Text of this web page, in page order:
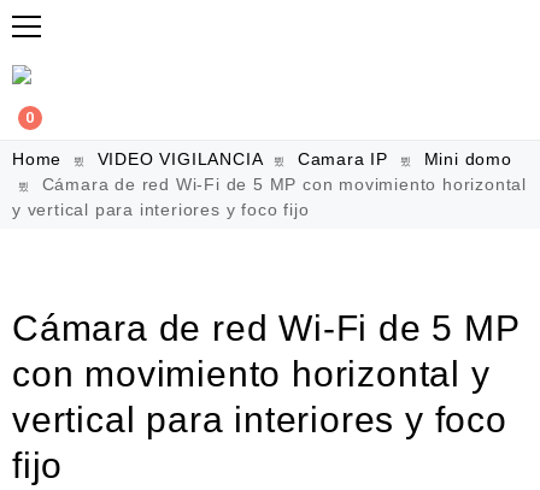
0
Home VIDEO VIGILANCIA Camara IP
Mini domo
Cámara de red Wi-Fi de 5 MP con movimiento horizontal
y vertical para interiores y foco fijo
Cámara de red Wi-Fi de 5 MP
con movimiento horizontal y
vertical para interiores y foco
fijo